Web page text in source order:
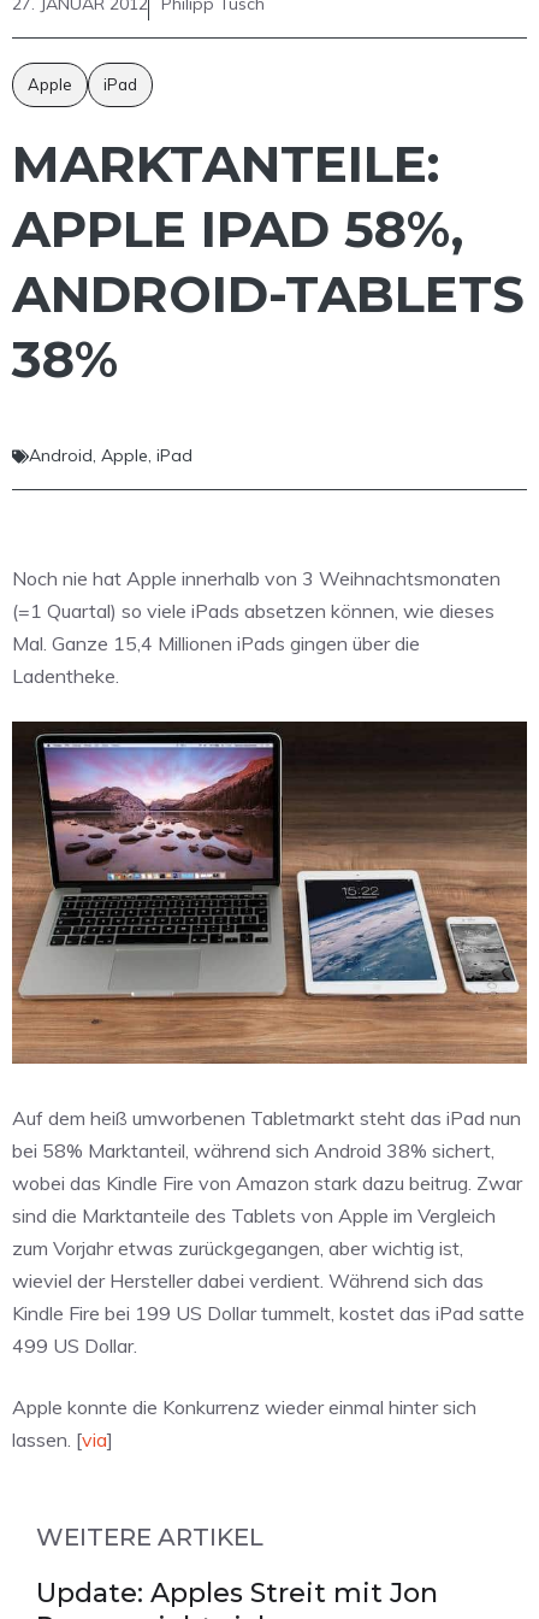
Apple iPad
MARKTANTEILE:
APPLE IPAD 58%,
ANDROID-TABLETS
38%
Android, Apple, iPad
Noch nie hat Apple innerhalb von 3 Weihnachtsmonaten
(=1 Quartal) so viele iPads absetzen können, wie dieses
Mal. Ganze 15,4 Millionen iPads gingen über die
Ladentheke.
Auf dem heiß umworbenen Tabletmarkt steht das iPad nun
bei 58% Marktanteil, während sich Android 38% sichert,
wobei das Kindle Fire von Amazon stark dazu beitrug. Zwar
sind die Marktanteile des Tablets von Apple im Vergleich
zum Vorjahr etwas zurückgegangen, aber wichtig ist,
wieviel der Hersteller dabei verdient. Während sich das
Kindle Fire bei 199 US Dollar tummelt, kostet das iPad satte
499 US Dollar.
Apple konnte die Konkurrenz wieder einmal hinter sich
lassen. [via]
WEITERE ARTIKEL
Update: Apples Streit mit Jon